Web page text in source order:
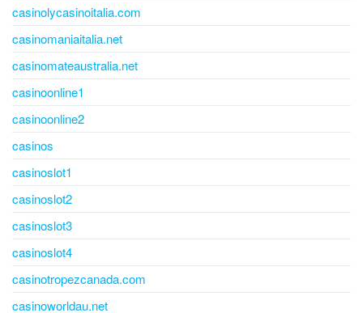
casinolycasinoitalia.com
casinomaniaitalia.net
casinomateaustralia.net
casinoonline1
casinoonline2
casinos
casinoslot1
casinoslot2
casinoslot3
casinoslot4
casinotropezcanada.com
casinoworldau.net